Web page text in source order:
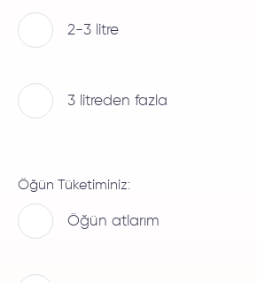
2-3 litre
3 litreden fazla
Öğün Tüketiminiz:
Öğün atlarım